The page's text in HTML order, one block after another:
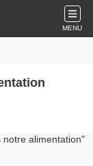
MENU